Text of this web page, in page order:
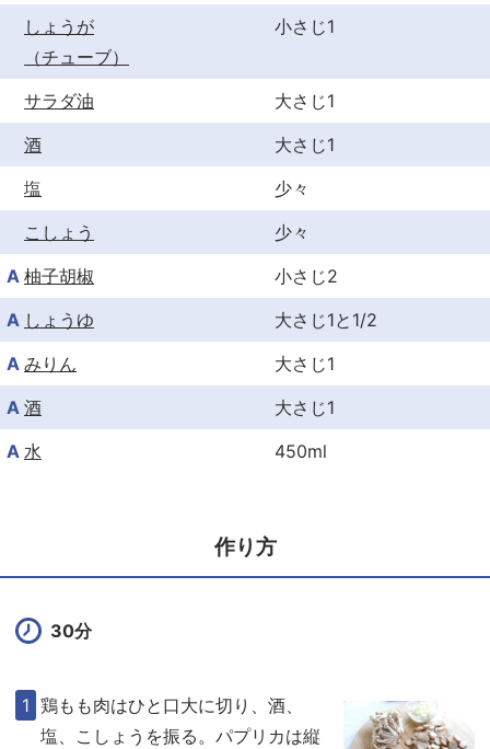
しょうが
（チューブ）
小さじ1
サラダ油
大さじ1
酒
大さじ1
塩
少々
こしょう
少々
A 柚子胡椒
小さじ2
A しょうゆ
大さじ1と1/2
A みりん
大さじ1
A 酒
大さじ1
A 水 450ml
作り方
30分
鶏もも肉はひと口大に切り、酒、
塩、こしょうを振る。パプリカは縦